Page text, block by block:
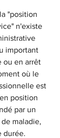
"position
n'existe
important
ou en arrêt
où le
est
position
par un
maladie,
durée.